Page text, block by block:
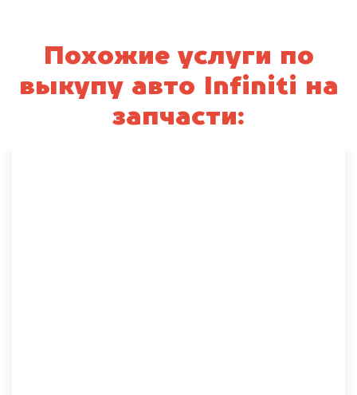
Похожие услуги по
выкупу авто Infiniti на
запчасти: